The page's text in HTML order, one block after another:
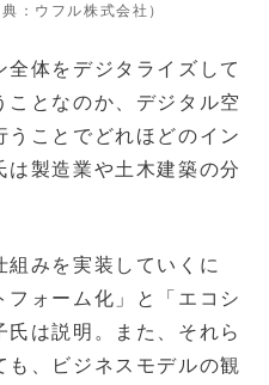
：ウフル株式会社）
全体をデジタライズして
となのか、デジタル空
ことでどれほどのイン
製造業や土木建築の分
組みを実装していくに
ォーム化」と「エコシ
は説明。また、それら
、ビジネスモデルの観